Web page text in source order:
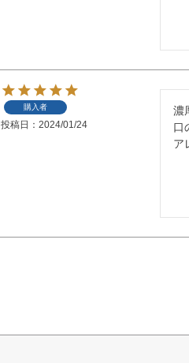
購入者
投稿日 2024/01/24
濃
口
ア